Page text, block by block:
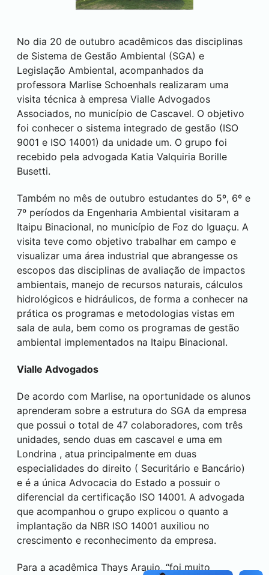
No dia 20 de outubro acadêmicos das disciplinas
de Sistema de Gestão Ambiental (SGA) e
Legislação Ambiental, acompanhados da
professora Marlise Schoenhals realizaram uma
visita técnica à empresa Vialle Advogados
Associados, no município de Cascavel. O objetivo
foi conhecer o sistema integrado de gestão (ISO
9001 e ISO 14001) da unidade um. O grupo foi
recebido pela advogada Katia Valquiria Borille
Busetti.
Também no mês de outubro estudantes do 5º, 6º e
7º períodos da Engenharia Ambiental visitaram a
Itaipu Binacional, no município de Foz do Iguaçu. A
visita teve como objetivo trabalhar em campo e
visualizar uma área industrial que abrangesse os
escopos das disciplinas de avaliação de impactos
ambientais, manejo de recursos naturais, cálculos
hidrológicos e hidráulicos, de forma a conhecer na
prática os programas e metodologias vistas em
sala de aula, bem como os programas de gestão
ambiental implementados na Itaipu Binacional.
Vialle Advogados
De acordo com Marlise, na oportunidade os alunos
aprenderam sobre a estrutura do SGA da empresa
que possui o total de 47 colaboradores, com três
unidades, sendo duas em cascavel e uma em
Londrina , atua principalmente em duas
especialidades do direito ( Securitário e Bancário)
e é a única Advocacia do Estado a possuir o
diferencial da certificação ISO 14001. A advogada
que acompanhou o grupo explicou o quanto a
implantação da NBR ISO 14001 auxiliou no
crescimento e reconhecimento da empresa.
Para a acadêmica Thays Araujo, “foi muito